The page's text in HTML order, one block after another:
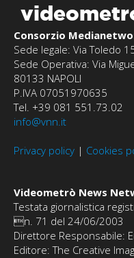
Consorzio
Sede legale: Via Toledo
Sede Operativa: Via
80133 NAPOLI
P.IVA 07051970635
Tel. +39 081 551.73.02
info@vnn.it
Privacy policy | Cookies
Videometrò News
Testata giornalistica
n. 71 del 24/06/2003
Direttore Responsabile:
Editore: The Creative